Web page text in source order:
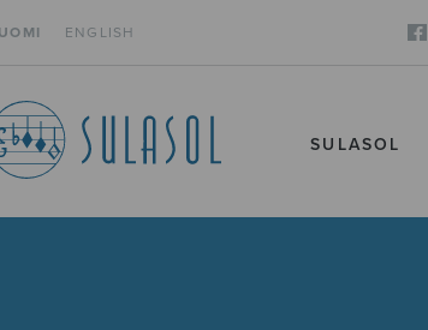
ENGLISH
SULASOL